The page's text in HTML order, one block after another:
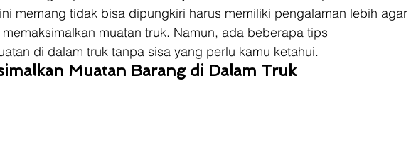
memang tidak bisa dipungkiri harus memiliki pengalaman lebih agar
muatan truk. Namun, ada beberapa tips
di dalam truk tanpa sisa yang perlu kamu ketahui.
Muatan Barang di Dalam Truk